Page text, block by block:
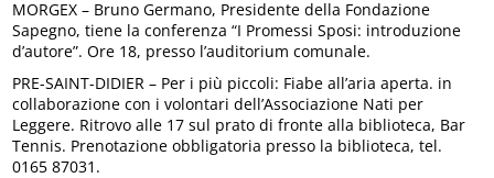
MORGEX – Bruno Germano, Presidente della Fondazione
Sapegno, tiene la conferenza “I Promessi Sposi: introduzione
d’autore”. Ore 18, presso l’auditorium comunale.
PRE-SAINT-DIDIER – Per i più piccoli: Fiabe all’aria aperta. in
collaborazione con i volontari dell’Associazione Nati per
Leggere. Ritrovo alle 17 sul prato di fronte alla biblioteca, Bar
Tennis. Prenotazione obbligatoria presso la biblioteca, tel.
0165 87031.